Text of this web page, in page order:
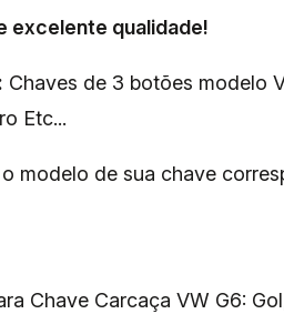
excelente qualidade!
Chaves de 3 botões modelo
Etc...
modelo de sua chave
Chave Carcaça VW G6: